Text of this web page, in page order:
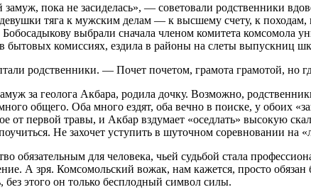
замуж, пока не засиделась», — советовали родственники
тяга к мужским делам — к высшему счету, к
выбрали сначала членом комитета комсомола
комиссиях, ездила в районы на слеты выпускниц
родственники. — Почет почетом, грамота грамотой, но
за геолога Акбара, родила дочку. Возможно,
общего. Оба много ездят, оба вечно в поиске, у обоих
от первой травы, и Акбар вздумает «оседлать» высокую
Не захочет уступить в шуточном соревновании
обязательным для человека, чьей судьбой стала
А зря. Комсомольский вожак, нам кажется, просто
этого он только бесплодный символ силы.